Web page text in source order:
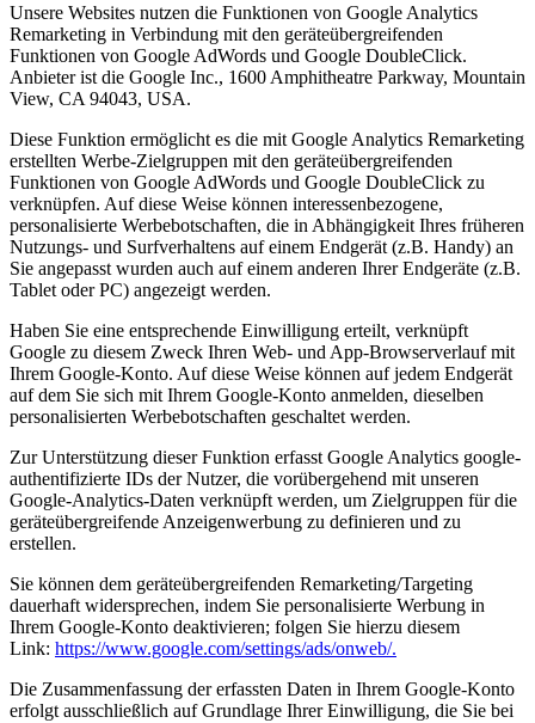
Unsere Websites nutzen die Funktionen von Google Analytics
Remarketing in Verbindung mit den geräteübergreifenden
Funktionen von Google AdWords und Google DoubleClick.
Anbieter ist die Google Inc., 1600 Amphitheatre Parkway, Mountain
View, CA 94043, USA.
Diese Funktion ermöglicht es die mit Google Analytics Remarketing
erstellten Werbe-Zielgruppen mit den geräteübergreifenden
Funktionen von Google AdWords und Google DoubleClick zu
verknüpfen. Auf diese Weise können interessenbezogene,
personalisierte Werbebotschaften, die in Abhängigkeit Ihres früheren
Nutzungs- und Surfverhaltens auf einem Endgerät (z.B. Handy) an
Sie angepasst wurden auch auf einem anderen Ihrer Endgeräte (z.B.
Tablet oder PC) angezeigt werden.
Haben Sie eine entsprechende Einwilligung erteilt, verknüpft
Google zu diesem Zweck Ihren Web- und App-Browserverlauf mit
Ihrem Google-Konto. Auf diese Weise können auf jedem Endgerät
auf dem Sie sich mit Ihrem Google-Konto anmelden, dieselben
personalisierten Werbebotschaften geschaltet werden.
Zur Unterstützung dieser Funktion erfasst Google Analytics google-
authentifizierte IDs der Nutzer, die vorübergehend mit unseren
Google-Analytics-Daten verknüpft werden, um Zielgruppen für die
geräteübergreifende Anzeigenwerbung zu definieren und zu
erstellen.
Sie können dem geräteübergreifenden Remarketing/Targeting
dauerhaft widersprechen, indem Sie personalisierte Werbung in
Ihrem Google-Konto deaktivieren; folgen Sie hierzu diesem
Link: https://www.google.com/settings/ads/onweb/.
Die Zusammenfassung der erfassten Daten in Ihrem Google-Konto
erfolgt ausschließlich auf Grundlage Ihrer Einwilligung, die Sie bei